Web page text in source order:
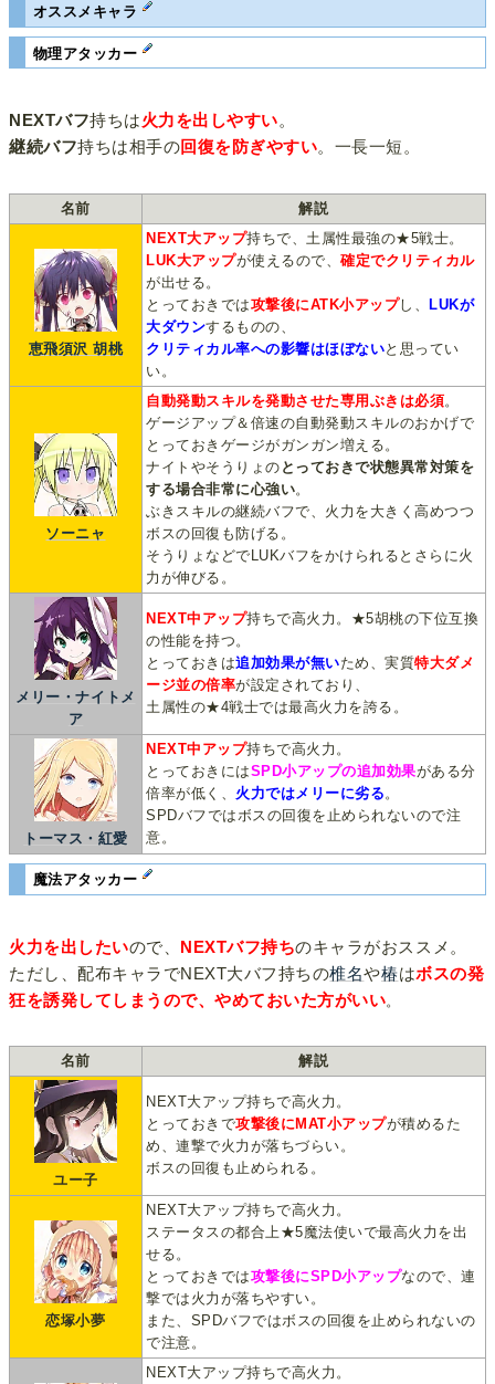
オススメキャラ
物理アタッカー
NEXTバフ持ちは火力を出しやすい。
継続バフ持ちは相手の回復を防ぎやすい。一長一短。
名前 解説
恵飛須沢 胡桃
NEXT大アップ持ちで、土属性最強の★5戦士。
LUK大アップが使えるので、確定でクリティカル
が出せる。
とっておきでは攻撃後にATK小アップし、LUKが
大ダウンするものの、
クリティカル率への影響はほぼないと思ってい
い。
ソーニャ
自動発動スキルを発動させた専用ぶきは必須。
ゲージアップ＆倍速の自動発動スキルのおかげで
とっておきゲージがガンガン増える。
ナイトやそうりょの とっておきで状態異常対策を
する場合非常に心強い。
ぶきスキルの継続バフで、火力を大きく高めつつ
ボスの回復も防げる。
そうりょなどでLUKバフをかけられるとさらに火
力が伸びる。
メリー・ナイトメ
ア
NEXT中アップ持ちで高火力。★5胡桃の下位互換
の性能を持つ。
とっておきは追加効果が無いため、実質特大ダメ
ージ並の倍率が設定されており、
土属性の★4戦士では最高火力を誇る。
トーマス・紅愛
NEXT中アップ持ちで高火力。
とっておきにはSPD小アップの追加効果がある分
倍率が低く、 火力ではメリーに劣る 。
SPDバフではボスの回復を止められないので注
意。
魔法アタッカー
火力を出したいので、 NEXTバフ持ちのキャラがおススメ。
ただし、配布キャラでNEXT大バフ持ちの椎名や椿はボスの発
狂を誘発してしまうので、やめておいた方がいい。
名前 解説
ユー子
NEXT大アップ持ちで高火力。
とっておきで攻撃後にMAT小アップが積めるた
め、連撃で火力が落ちづらい。
ボスの回復も止められる。
恋塚小夢
NEXT大アップ持ちで高火力。
ステータスの都合上★5魔法使いで最高火力を出
せる。
とっておきでは攻撃後にSPD小アップなので、連
撃では火力が落ちやすい。
また、SPDバフではボスの回復を止められないの
で注意。
NEXT大アップ持ちで高火力。